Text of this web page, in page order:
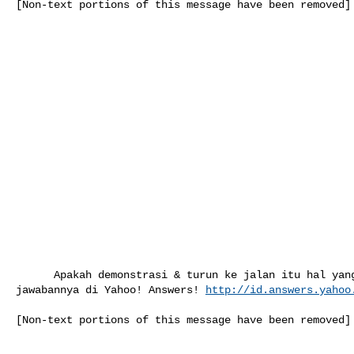
[Non-text portions of this message have been removed]
jawabannya di Yahoo! Answers!
http://
[Non-text portions of this message have been removed]